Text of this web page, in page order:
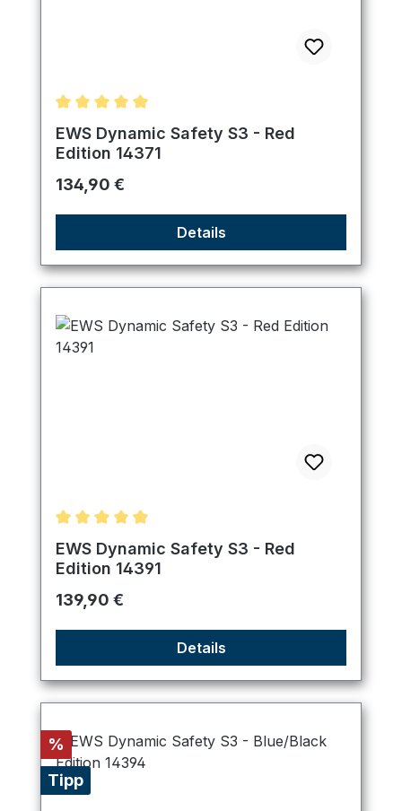
Durchschnittliche Bewertung von 5 von 5 Sternen
EWS Dynamic Safety S3 - Red
Edition 14371
Regulärer Preis:
134,90 €
Details
Durchschnittliche Bewertung von 4.89 von 5
EWS Dynamic Safety S3 - Red
Edition 14391
Regulärer Preis:
139,90 €
Details
Rabatt
%
Tipp